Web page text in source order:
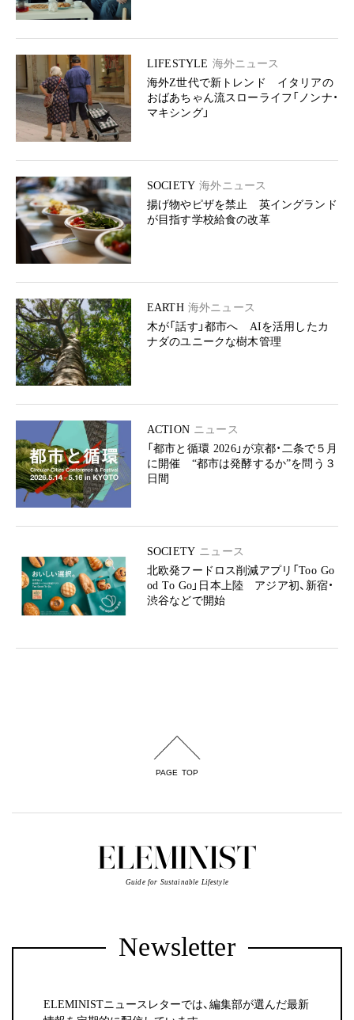
LIFESTYLE 海外ニュース
海外Z世代で新トレンド イタリアの
おばあちゃん流スローライフ「ノンナ・
マキシング」
SOCIETY 海外ニュース
揚げ物やピザを禁止 英イングランド
が目指す学校給食の改革
EARTH 海外ニュース
木が「話す」都市へ AIを活用したカ
ナダのユニークな樹木管理
ACTION ニュース
「都市と循環 2026」が京都・二条で５月
に開催 “都市は発酵するか”を問う３
日間
SOCIETY ニュース
北欧発フードロス削減アプリ「Too Go
od To Go」日本上陸 アジア初、新宿・
渋谷などで開始
PAGE TOP
Guide for Sustainable Lifestyle
Newsletter
ELEMINISTニュースレターでは、編集部が選んだ最新